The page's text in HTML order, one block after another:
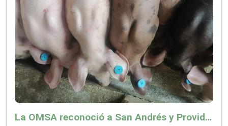
La OMSA reconoció a San Andrés y Providencia como zona libre de Peste Porcina Clásica (PPC)